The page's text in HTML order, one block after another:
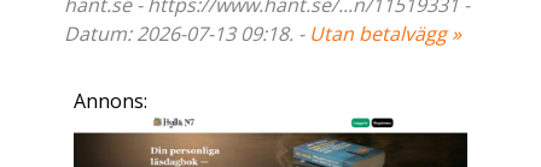
Datum: 2026-07-13 09:18. - Utan betalvägg »
Annons: